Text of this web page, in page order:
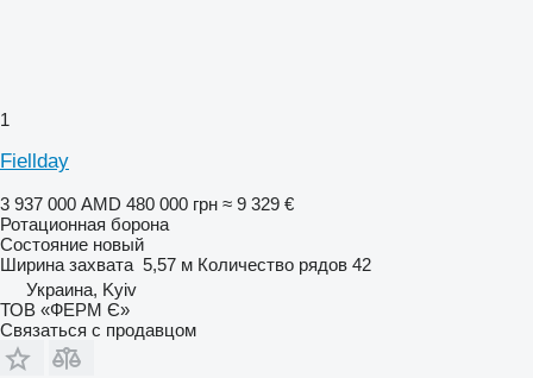
1
Fiellday
3 937 000 AMD 480 000 грн ≈ 9 329 €
Ротационная борона
Состояние новый
Ширина захвата 5,57 м Количество рядов 42
Украина, Kyiv
ТОВ «ФЕРМ Є»
Связаться с продавцом